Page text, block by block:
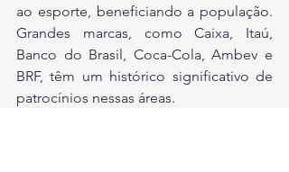
ao esporte, beneficiando a população.
Grandes marcas, como Caixa, Itaú,
Banco do Brasil, Coca-Cola, Ambev e
BRF, têm um histórico significativo de
patrocínios nessas áreas.